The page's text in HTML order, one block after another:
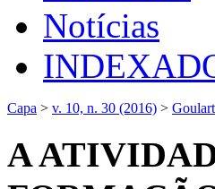
Notícias
Capa > v. 10, n. 30 (2016) > Goulart
A